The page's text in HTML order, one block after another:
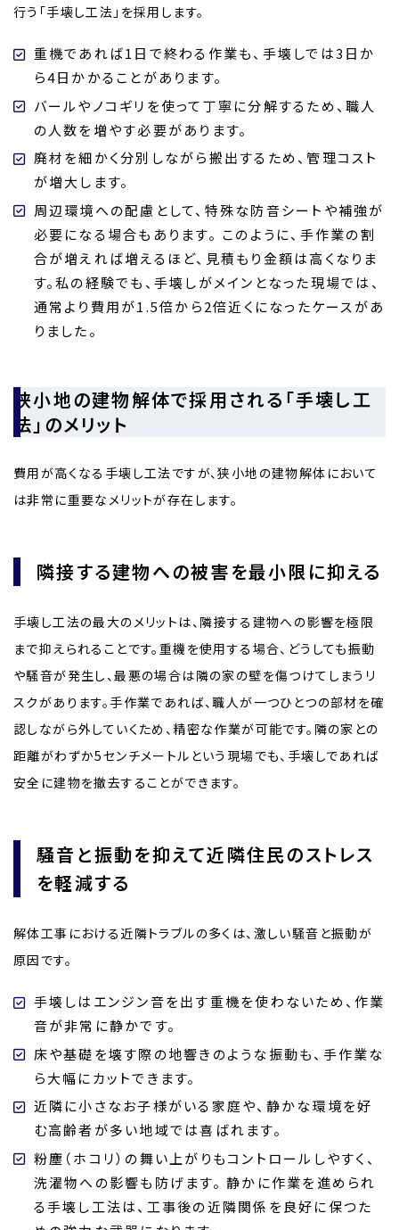
行う「手壊し工法」を採用します。
重機であれば1日で終わる作業も、手壊しでは3日か
ら4日かかることがあります。
バールやノコギリを使って丁寧に分解するため、職人
の人数を増やす必要があります。
廃材を細かく分別しながら搬出するため、管理コスト
が増大します。
周辺環境への配慮として、特殊な防音シートや補強が
必要になる場合もあります。 このように、手作業の割
合が増えれば増えるほど、見積もり金額は高くなりま
す。私の経験でも、手壊しがメインとなった現場では、
通常より費用が1.5倍から2倍近くになったケースがあ
りました。
狭小地の建物解体で採用される「手壊し工
法」のメリット
費用が高くなる手壊し工法ですが、狭小地の建物解体において
は非常に重要なメリットが存在します。
隣接する建物への被害を最小限に抑える
手壊し工法の最大のメリットは、隣接する建物への影響を極限
まで抑えられることです。重機を使用する場合、どうしても振動
や騒音が発生し、最悪の場合は隣の家の壁を傷つけてしまうリ
スクがあります。手作業であれば、職人が一つひとつの部材を確
認しながら外していくため、精密な作業が可能です。隣の家との
距離がわずか5センチメートルという現場でも、手壊しであれば
安全に建物を撤去することができます。
騒音と振動を抑えて近隣住民のストレス
を軽減する
解体工事における近隣トラブルの多くは、激しい騒音と振動が
原因です。
手壊しはエンジン音を出す重機を使わないため、作業
音が非常に静かです。
床や基礎を壊す際の地響きのような振動も、手作業な
ら大幅にカットできます。
近隣に小さなお子様がいる家庭や、静かな環境を好
む高齢者が多い地域では喜ばれます。
粉塵（ホコリ）の舞い上がりもコントロールしやすく、
洗濯物への影響も防げます。 静かに作業を進められ
る手壊し工法は、工事後の近隣関係を良好に保つた